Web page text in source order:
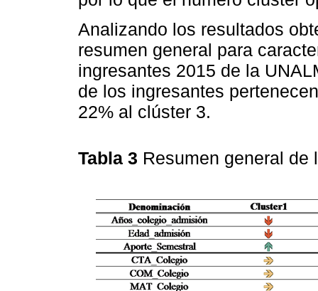
Analizando los resultados
resumen general para
ingresantes 2015 de la
de los ingresantes
22% al clúster 3.
Tabla 3 Resumen general